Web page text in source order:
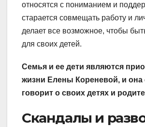
относятся с пониманием и
старается совмещать работу и
делает все возможное, чтобы
для своих детей.
Семья и ее дети являются
жизни Елены Кореневой, и она
говорит о своих детях и
Скандалы и